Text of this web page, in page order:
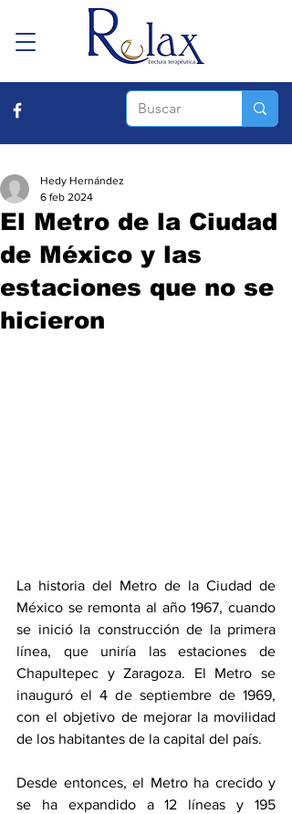
El Metro de la Ciudad
de México y las
estaciones que no se
hicieron
Hedy Hernández
6 feb 2024
La historia del Metro de la Ciudad de
México se remonta al año 1967, cuando
se inició la construcción de la primera
línea, que uniría las estaciones de
Chapultepec y Zaragoza. El Metro se
inauguró el 4 de septiembre de 1969,
con el objetivo de mejorar la movilidad
de los habitantes de la capital del país.
Desde entonces, el Metro ha crecido y
se ha expandido a 12 líneas y 195